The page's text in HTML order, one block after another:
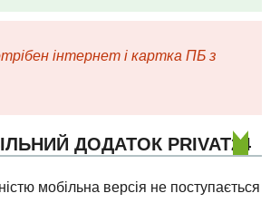
інтернет і картка ПБ з
ДОДАТОК PRIVAT24
мобільна версія не поступається